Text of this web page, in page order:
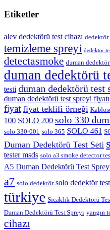
Etiketler
alev dedektörü test cihazı dedektör
temizleme spreyi dedektör
detectasmoke duman
duman dedektörü
testi duman dedektörü test
duman dedektörü test spreyi fiyatı
fiyat fiyat teklifi örneği
100 SOLO 200 solo 330
solo 330-001 solo 365 SOLO 461
Duman Dedektörü Test Seti
tester msds solo a3 smoke detector
A5 Duman Dedektörü Test
a7 solo dedektör solo dedektör test
türkiye Sıcaklık Dedektörü
Duman Dedektörü Test Spreyi yangın
cihazı